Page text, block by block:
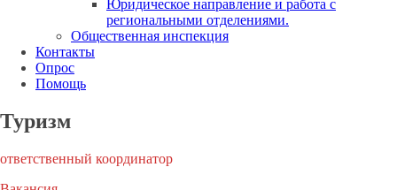
Юридическое направление и работа с
региональными отделениями.
Общественная инспекция
Контакты
Опрос
Помощь
Туризм
ответственный координатор